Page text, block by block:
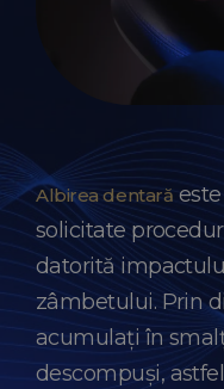
Albirea dentară
solicitate
datorită
zâmbetului. Prin
acumulați în
descompuși,